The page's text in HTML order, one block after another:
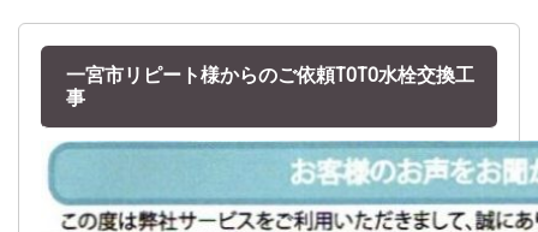
一宮市リピート様からのご依頼TOTO水栓交換工
事